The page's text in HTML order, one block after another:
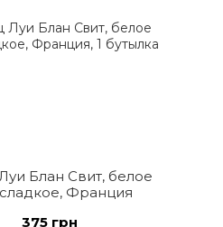
Блан Свит, белое
Франция
375 грн